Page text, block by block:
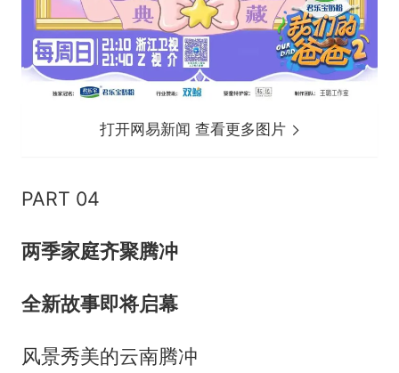
打开网易新闻 查看更多图片
PART 04
两季家庭齐聚腾冲
全新故事即将启幕
风景秀美的云南腾冲